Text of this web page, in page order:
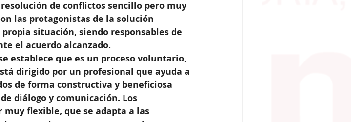
de conflictos sencillo pero muy
las protagonistas de la solución
situación, siendo responsables de
el acuerdo alcanzado.
establece que es un proceso voluntario,
dirigido por un profesional que ayuda a
de forma constructiva y beneficiosa
diálogo y comunicación. Los
flexible, que se adapta a las